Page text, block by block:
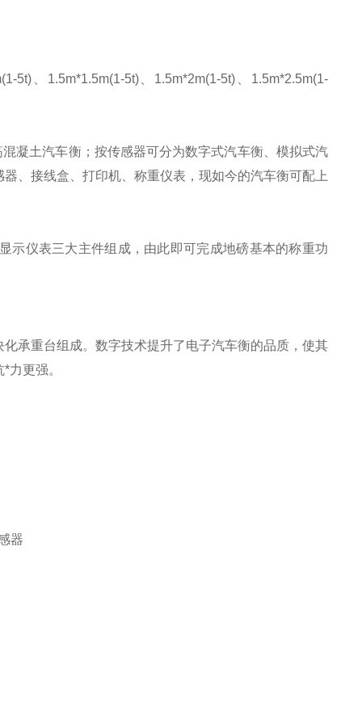
5t)、1.5m*1.5m(1-5t)、1.5m*2m(1-5t)、1.5m*2.5m(1-
凝土汽车衡；按传感器可分为数字式汽车衡、模拟式汽
、接线盒、打印机、称重仪表，现如今的汽车衡可配上
示仪表三大主件组成，由此即可完成地磅基本的称重功
承重台组成。数字技术提升了电子汽车衡的品质，使其
力更强。
器